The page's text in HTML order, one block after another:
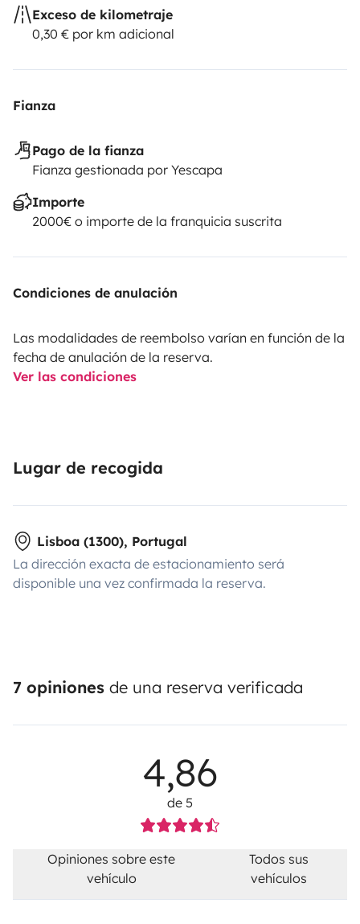
Exceso de kilometraje
0,30 € por km adicional
Fianza
Pago de la fianza
Fianza gestionada por Yescapa
Importe
2000€ o importe de la franquicia suscrita
Condiciones de anulación
Las modalidades de reembolso varían en función de la
fecha de anulación de la reserva.
Ver las condiciones
Lugar de recogida
Lisboa (1300), Portugal
La dirección exacta de estacionamiento será
disponible una vez confirmada la reserva.
7 opiniones de una reserva verificada
4,86
de 5
Opiniones sobre este
vehículo
Todos sus
vehículos